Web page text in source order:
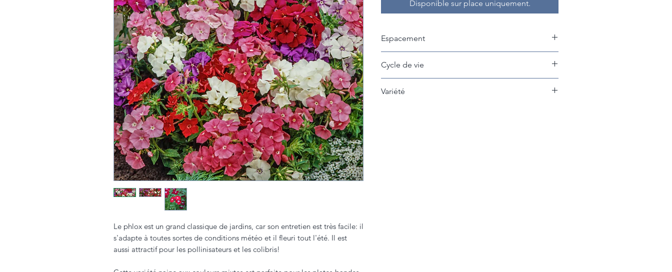
Le phlox est un grand classique de jardins, car son entretien est très facile: il
s'adapte à toutes sortes de conditions météo et il fleuri tout l'été. Il est
aussi attractif pour les pollinisateurs et les colibris!
Disponible sur place uniquement.
Espacement
Cycle de vie
Variété